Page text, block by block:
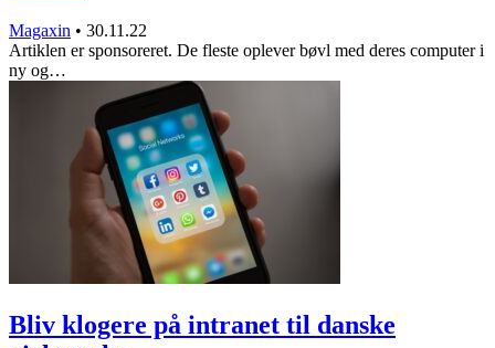
Magaxin • 30.11.22
Artiklen er sponsoreret. De fleste oplever bøvl med deres computer i
ny og…
Bliv klogere på intranet til danske